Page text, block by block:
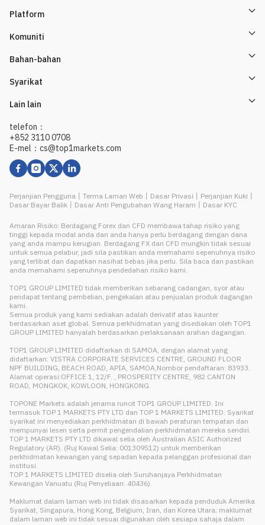
Platform
Komuniti
Bahan-bahan
Syarikat
Lain lain
telefon：
+852 3110 0708
E-mel：cs@top1markets.com
Perjanjian Pengguna Terma Laman Web Dasar Privasi Perjanjian Kuki
Dasar Bayar Balik
Dasar Anti Pengubahan Wang Haram Dasar KYC
Amaran Risiko: Berdagang Forex dan CFD membawa tahap risiko yang
tinggi kepada modal anda dan anda hanya perlu berdagang dengan dana
yang anda mampu kerugian. Berdagang FX dan CFD mungkin tidak sesuai
untuk semua pelabur, jadi sila pastikan anda memahami sepenuhnya risiko
yang terlibat dan dapatkan nasihat bebas jika perlu. Sila baca dan pastikan
anda memahami sepenuhnya pendedahan risiko kami.
TOP1 GROUP LIMITED tidak memberikan sebarang cadangan, syor atau
pendapat tentang pembelian, pengekalan atau penjualan produk dagangan
kami.
Semua produk yang kami sediakan adalah derivatif atas kaunter
berdasarkan aset global. Semua perkhidmatan yang disediakan oleh TOP1
GROUP LIMITED hanyalah berdasarkan perlaksanaan arahan dagangan.
TOP1 GROUP LIMITED didaftarkan di SAMOA, dengan alamat yang
didaftarkan: VISTRA CORPORATE SERVICES CENTRE, GROUND FLOOR
NPF BUILDING, BEACH ROAD, APIA, SAMOA,Nombor pendaftaran: 83933.
Alamat operasi:OFFICE 1, 12/F. , PROSPERITY CENTRE, 982 CANTON
ROAD, MONGKOK, KOWLOON, HONGKONG.
TOPONE Markets adalah jenama runcit TOP1 GROUP LIMITED. Ini
termasuk TOP 1 MARKETS PTY LTD dan TOP 1 MARKETS LIMITED. Syarikat
syarikat ini menyediakan perkhidmatan di bawah peraturan tempatan dan
mempunyai lesen serta permit pengendalian perkhidmatan mereka sendiri.
TOP 1 MARKETS PTY LTD dikawal selia oleh Australian ASIC Authorized
Regulatory (AR). (Ruj Kawal Selia: 001309512) untuk memberikan
perkhidmatan kewangan yang sepadan kepada pelanggan profesional dan
institusi.
TOP 1 MARKETS LIMITED diselia oleh Suruhanjaya Perkhidmatan
Kewangan Vanuatu (Ruj Penyeliaan: 40436).
Maklumat dalam laman web ini tidak disasarkan kepada penduduk Amerika
Syarikat, Singapura, Hong Kong, Belgium, Iran, dan Korea Utara; maklumat
dalam laman web ini tidak sesuai digunakan oleh sesiapa sahaja dalam